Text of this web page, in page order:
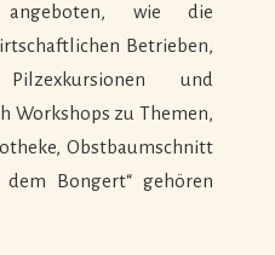
angeboten, wie die
Betrieben,
Pilzexkursionen und
Workshops zu Themen,
Obstbaumschnitt
Bongert“ gehören